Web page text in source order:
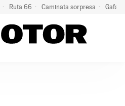
Ruta 66 Caminata sorpresa Gafas